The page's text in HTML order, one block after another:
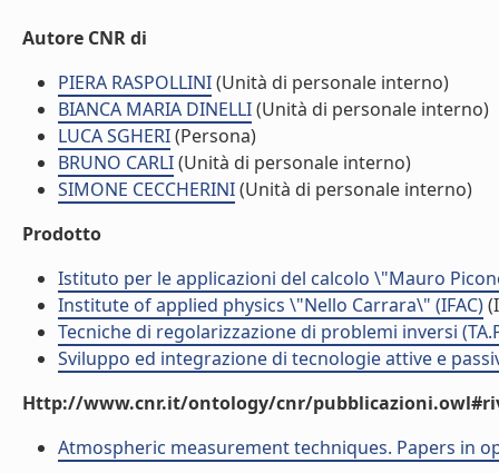
Autore CNR di
PIERA RASPOLLINI(Unità di personale interno)
BIANCA MARIA DINELLI(Unità di personale interno)
LUCA SGHERI(Persona)
BRUNO CARLI(Unità di personale interno)
SIMONE CECCHERINI(Unità di personale interno)
Prodotto
Istituto per le applicazioni del calcolo \"Mauro
Institute of applied physics \"Nello Carrara\" (IFAC)
Tecniche di regolarizzazione di problemi inversi
Sviluppo ed integrazione di tecnologie attive e
Http://www.cnr.it/ontology/cnr/
Atmospheric measurement techniques. Papers in